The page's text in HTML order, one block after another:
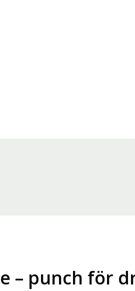
– punch för